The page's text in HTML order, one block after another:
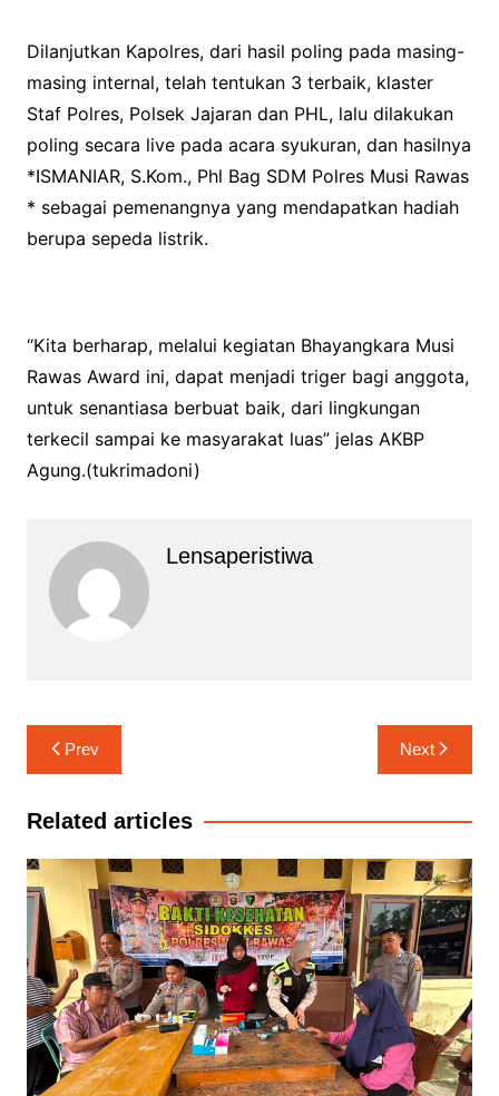
Dilanjutkan Kapolres, dari hasil poling pada masing-
masing internal, telah tentukan 3 terbaik, klaster
Staf Polres, Polsek Jajaran dan PHL, lalu dilakukan
poling secara live pada acara syukuran, dan hasilnya
*ISMANIAR, S.Kom., Phl Bag SDM Polres Musi Rawas
* sebagai pemenangnya yang mendapatkan hadiah
berupa sepeda listrik.
“Kita berharap, melalui kegiatan Bhayangkara Musi
Rawas Award ini, dapat menjadi triger bagi anggota,
untuk senantiasa berbuat baik, dari lingkungan
terkecil sampai ke masyarakat luas” jelas AKBP
Agung.(tukrimadoni)
Lensaperistiwa
Navigasi
pos
Prev Next
Related articles